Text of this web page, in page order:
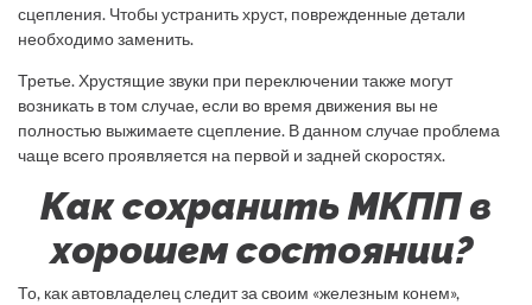
сцепления. Чтобы устранить хруст, поврежденные детали
необходимо заменить.
Третье. Хрустящие звуки при переключении также могут
возникать в том случае, если во время движения вы не
полностью выжимаете сцепление. В данном случае проблема
чаще всего проявляется на первой и задней скоростях.
Как сохранить МКПП в
хорошем состоянии?
То, как автовладелец следит за своим «железным конем»,